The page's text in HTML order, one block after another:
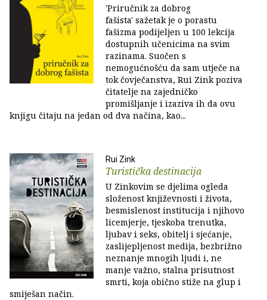
'Priručnik za dobrog
fašista' sažetak je o porastu
fašizma podijeljen u 100 lekcija
dostupnih učenicima na svim
razinama. Suočen s
nemogućnošću da sam utječe na
tok čovječanstva, Rui Zink poziva
čitatelje na zajedničko
promišljanje i izaziva ih da ovu
knjigu čitaju na jedan od dva načina, kao...
Rui Zink
Turistička destinacija
U Zinkovim se djelima ogleda
složenost književnosti i života,
besmislenost institucija i njihovo
licemjerje, tjeskoba trenutka,
ljubav i seks, obitelj i sjećanje,
zaslijepljenost medija, bezbrižno
neznanje mnogih ljudi i, ne
manje važno, stalna prisutnost
smrti, koja obično stiže na glup i
smiješan način.